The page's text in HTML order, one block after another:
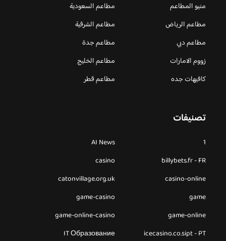
منيو المطاعم
مطاعم السعودية
مطاعم الرياض
مطاعم الشرقية
مطاعم دبي
مطاعم جدة
زووم الامارات
مطاعم الخليج
كافيهات جده
مطاعم قطر
تصنيفات
1
AI News
billybets.fr - FR
casino
casino-online
catonvillage.org.uk
game
game-casino
game-online
game-online-casino
icecasino.co.sipt - PT
IT Образование